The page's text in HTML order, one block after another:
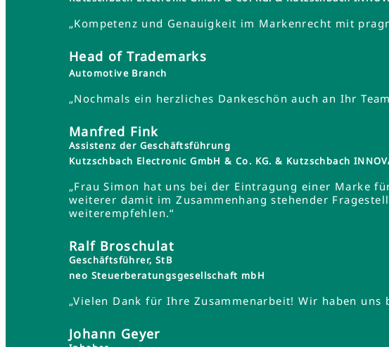
„Kompetenz und Genauigkeit im Markenrecht mit
Head of Trademarks
Automotive Branch
„Nochmals ein herzliches Dankeschön auch an Ihr
Manfred Fink
Assistenz der Geschäftsführung
Kutzschbach Electronic GmbH & Co. KG. & Kutzschbach
„Frau Simon hat uns bei der Eintragung einer Marke
weiterer damit im Zusammenhang stehender
weiterempfehlen.“
Ralf Broschulat
Geschäftsführer, StB
neo Steuerberatungsgesellschaft mbH
„Vielen Dank für Ihre Zusammenarbeit! Wir haben
Johann Geyer